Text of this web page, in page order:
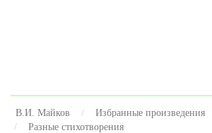
В.И. Майков
Избранные произведения
Разные стихотворения